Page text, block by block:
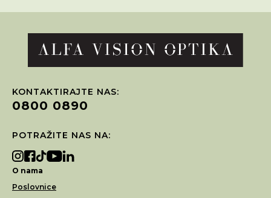
KONTAKTIRAJTE NAS:
0800 0890
POTRAŽITE NAS NA:
O nama
Poslovnice